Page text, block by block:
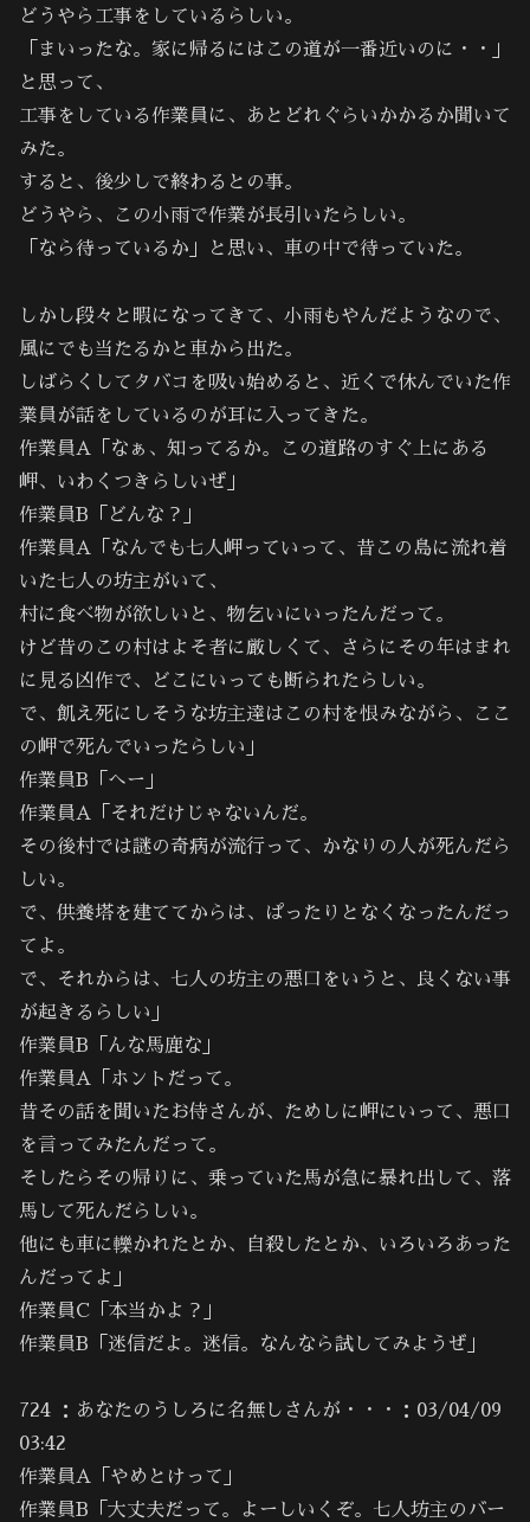
どうやら工事をしているらしい。
「まいったな。家に帰るにはこの道が一番近いのに・・」
と思って、
工事をしている作業員に、あとどれぐらいかかるか聞いて
みた。
すると、後少しで終わるとの事。
どうやら、この小雨で作業が長引いたらしい。
「なら待っているか」と思い、車の中で待っていた。
しかし段々と暇になってきて、小雨もやんだようなので、
風にでも当たるかと車から出た。
しばらくしてタバコを吸い始めると、近くで休んでいた作
業員が話をしているのが耳に入ってきた。
作業員A「なぁ、知ってるか。この道路のすぐ上にある
岬、いわくつきらしいぜ」
作業員B「どんな？」
作業員A「なんでも七人岬っていって、昔この島に流れ着
いた七人の坊主がいて、
村に食べ物が欲しいと、物乞いにいったんだって。
けど昔のこの村はよそ者に厳しくて、さらにその年はまれ
に見る凶作で、どこにいっても断られたらしい。
で、飢え死にしそうな坊主達はこの村を恨みながら、ここ
の岬で死んでいったらしい」
作業員B「へー」
作業員A「それだけじゃないんだ。
その後村では謎の奇病が流行って、かなりの人が死んだら
しい。
で、供養塔を建ててからは、ぱったりとなくなったんだっ
てよ。
で、それからは、七人の坊主の悪口をいうと、良くない事
が起きるらしい」
作業員B「んな馬鹿な」
作業員A「ホントだって。
昔その話を聞いたお侍さんが、ためしに岬にいって、悪口
を言ってみたんだって。
そしたらその帰りに、乗っていた馬が急に暴れ出して、落
馬して死んだらしい。
他にも車に轢かれたとか、自殺したとか、いろいろあった
んだってよ」
作業員C「本当かよ？」
作業員B「迷信だよ。迷信。なんなら試してみようぜ」
724 ：あなたのうしろに名無しさんが・・・：03/04/09
03:42
作業員A「やめとけって」
作業員B「大丈夫だって。よーしいくぞ。七人坊主のバー